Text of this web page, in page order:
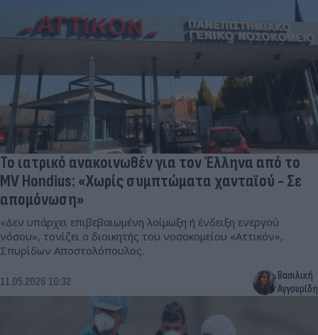
Το ιατρικό ανακοινωθέν για τον Έλληνα από το
MV Hondius: «Χωρίς συμπτώματα χανταϊού - Σε
απομόνωση»
«Δεν υπάρχει επιβεβαιωμένη λοίμωξη ή ένδειξη ενεργού
νόσου», τονίζει ο διοικητής του νοσοκομείου «Αττικόν»,
Σπυρίδων Αποστολόπουλος.
11.05.2026 10:32
Βασιλική
Αγγουρίδη